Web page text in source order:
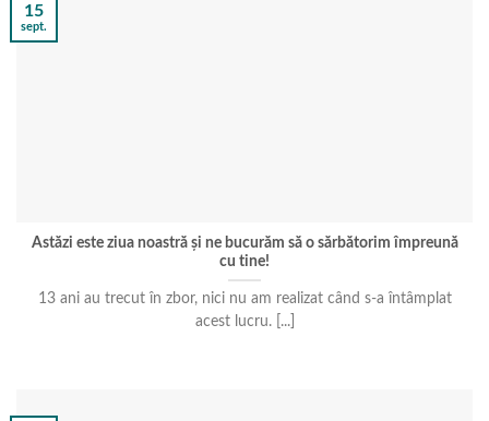
Astăzi este ziua noastră și ne bucurăm să o sărbătorim împreună
cu tine!
13 ani au trecut în zbor, nici nu am realizat când s-a întâmplat
acest lucru. [...]
15
sept.